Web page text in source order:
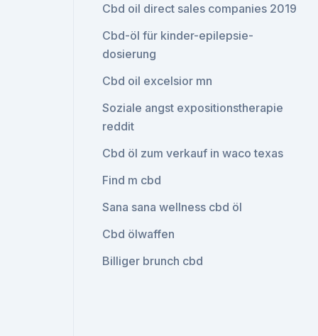
Cbd oil direct sales companies 2019
Cbd-öl für kinder-epilepsie-
dosierung
Cbd oil excelsior mn
Soziale angst expositionstherapie
reddit
Cbd öl zum verkauf in waco texas
Find m cbd
Sana sana wellness cbd öl
Cbd ölwaffen
Billiger brunch cbd